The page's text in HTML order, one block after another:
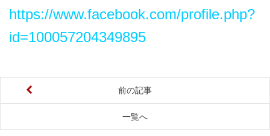
https://www.facebook.com/profile.php?
id=100057204349895
前の記事
一覧へ